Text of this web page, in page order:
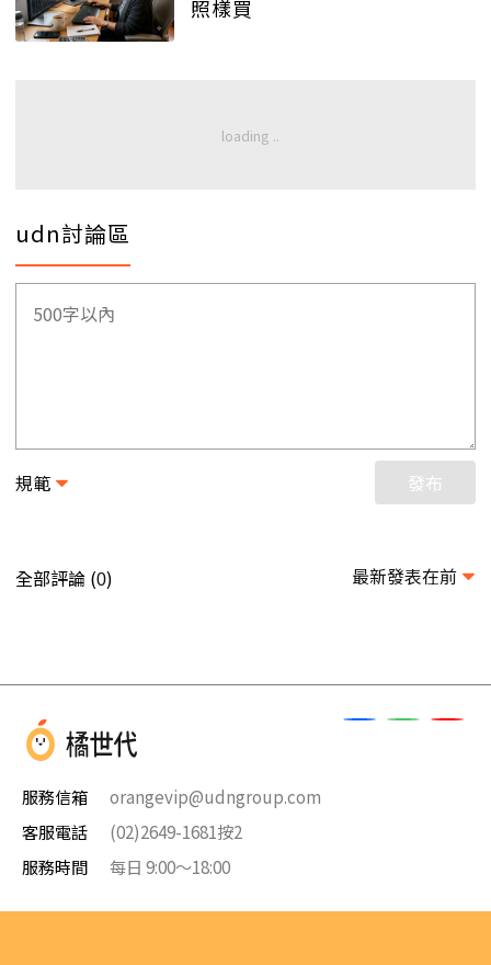
照樣買
udn討論區
規範 發布
全部評論 (0) 最新發表在前
服務信箱
orangevip@udngroup.com
客服電話
(02)2649-1681按2
服務時間
每日 9:00～18:00